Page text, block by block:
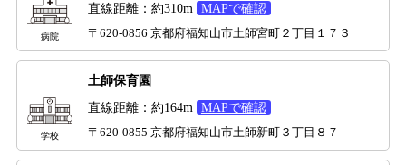
病院
直線距離：約310m MAPで確認
〒620-0856 京都府福知山市土師宮町２丁目１７３
学校
土師保育園
直線距離：約164m MAPで確認
〒620-0855 京都府福知山市土師新町３丁目８７